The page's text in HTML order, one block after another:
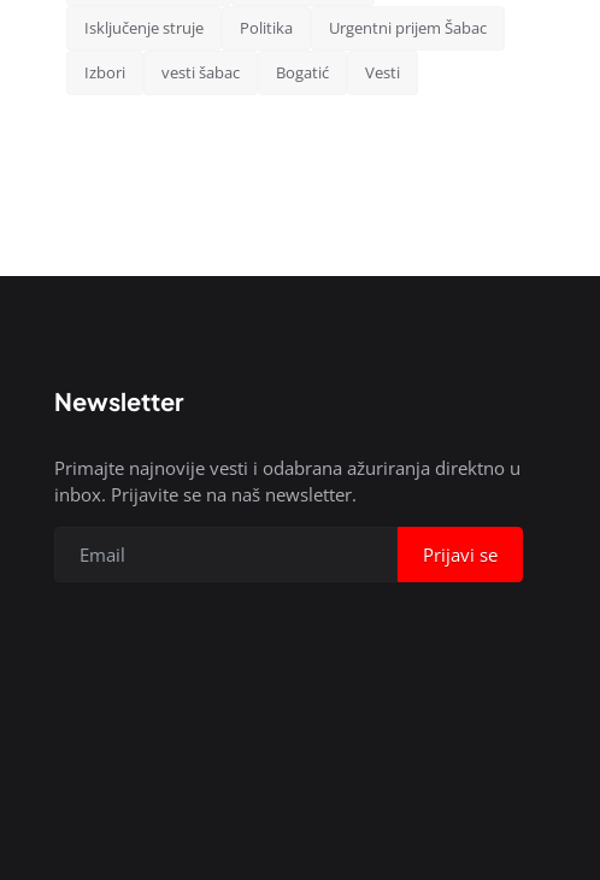
Isključenje struje Politika Urgentni prijem Šabac
Izbori vesti šabac Bogatić Vesti
Newsletter
Primajte najnovije vesti i odabrana ažuriranja direktno u
inbox. Prijavite se na naš newsletter.
Prijavi se